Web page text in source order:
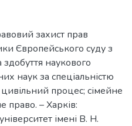
захист прав
Європейського суду з
наукового
наук за спеціальністю
процес; сімейне
право. – Харків:
імені В. Н.